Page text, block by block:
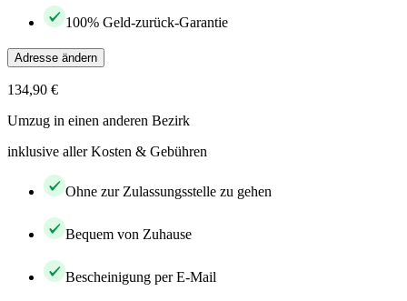
100% Geld-zurück-Garantie
Adresse ändern
134,90 €
Umzug in einen anderen Bezirk
inklusive aller Kosten & Gebühren
Ohne zur Zulassungsstelle zu gehen
Bequem von Zuhause
Bescheinigung per E-Mail